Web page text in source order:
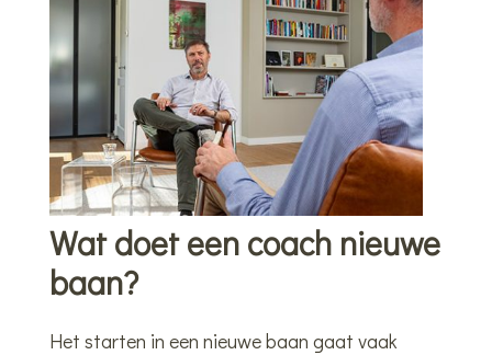
Wat doet een coach nieuwe
baan?
Het starten in een nieuwe baan gaat vaak